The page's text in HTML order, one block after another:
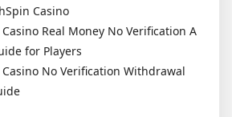
Casino
Real Money No Verification A
for Players
No Verification Withdrawal